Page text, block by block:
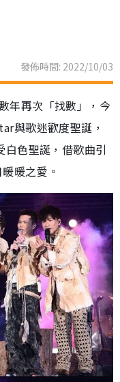
發佈時間: 2022/10/03
年再次「找數」，今
與歌迷歡度聖誕，
色聖誕，借歌曲引
暖之愛。